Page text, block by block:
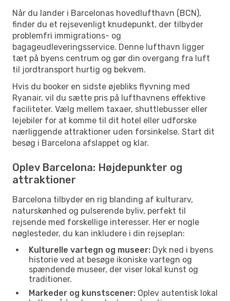
Når du lander i Barcelonas hovedlufthavn (BCN),
finder du et rejsevenligt knudepunkt, der tilbyder
problemfri immigrations- og
bagageudleveringsservice. Denne lufthavn ligger
tæt på byens centrum og gør din overgang fra luft
til jordtransport hurtig og bekvem.
Hvis du booker en sidste øjebliks flyvning med
Ryanair, vil du sætte pris på lufthavnens effektive
faciliteter. Vælg mellem taxaer, shuttlebusser eller
lejebiler for at komme til dit hotel eller udforske
nærliggende attraktioner uden forsinkelse. Start dit
besøg i Barcelona afslappet og klar.
Oplev Barcelona: Højdepunkter og
attraktioner
Barcelona tilbyder en rig blanding af kulturarv,
naturskønhed og pulserende byliv, perfekt til
rejsende med forskellige interesser. Her er nogle
nøglesteder, du kan inkludere i din rejseplan:
Kulturelle vartegn og museer: Dyk ned i byens
historie ved at besøge ikoniske vartegn og
spændende museer, der viser lokal kunst og
traditioner.
Markeder og kunstscener: Oplev autentisk lokal